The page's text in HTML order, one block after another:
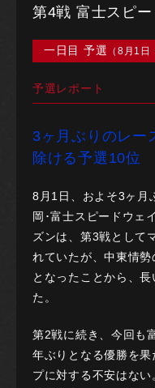
第4戦 富士スピー
一日目 予選 （8月1日
予選レポート
3ヶ月ぶりのレー
除ける予選10位
8月1日、およそ3ヶ月
岡･富士スピードウェ
ズンは、第3戦として
れていたが、中東情
となったことから、
た。
第2戦に続き、今回も
年ぶりとなる優勝を
プに対する不安はな